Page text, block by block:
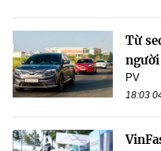
Từ
người
PV
18:03